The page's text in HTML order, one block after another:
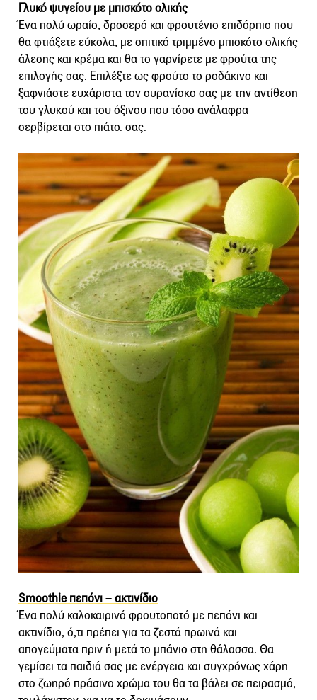
Γλυκό ψυγείου με μπισκότο ολικής
Ένα πολύ ωραίο, δροσερό και φρουτένιο επιδόρπιο που
θα φτιάξετε εύκολα, με σπιτικό τριμμένο μπισκότο ολικής
άλεσης και κρέμα και θα το γαρνίρετε με φρούτα της
επιλογής σας. Επιλέξτε ως φρούτο το ροδάκινο και
ξαφνιάστε ευχάριστα τον ουρανίσκο σας με την αντίθεση
του γλυκού και του όξινου που τόσο ανάλαφρα
σερβίρεται στο πιάτο. σας.
Smoothie πεπόνι – ακτινίδιο
Ένα πολύ καλοκαιρινό φρουτοποτό με πεπόνι και
ακτινίδιο, ό,τι πρέπει για τα ζεστά πρωινά και
απογεύματα πριν ή μετά το μπάνιο στη θάλασσα. Θα
γεμίσει τα παιδιά σας με ενέργεια και συγχρόνως χάρη
στο ζωηρό πράσινο χρώμα του θα τα βάλει σε πειρασμό,